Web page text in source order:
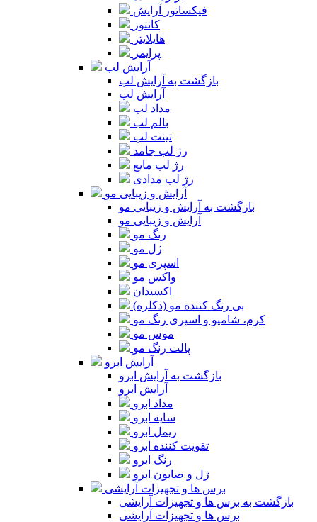
فیکساتور آرایش
کانتور
هایلایتر
پرایمر
آرایش لب
بازگشت به آرایش لب
آرایش لب
مداد لب
بالم لب
تینت لب
رژ لب جامد
رژ لب مایع
رژ لب مدادی
آرایش و زیبایی مو
بازگشت به آرایش و زیبایی مو
آرایش و زیبایی مو
رنگ مو
ژل مو
اسپری مو
واکس مو
اکسیدان
بی رنگ کننده مو (دکلره)
کرم، شامپو و اسپری رنگ مو
موس مو
پالت رنگ مو
آرایش ابرو
بازگشت به آرایش ابرو
آرایش ابرو
مداد ابرو
سایه ابرو
ریمل ابرو
تقویت کننده ابرو
رنگ ابرو
ژل و صابون ابرو
برس ها و تجهیزات آرایشی
بازگشت به برس ها و تجهیزات آرایشی
برس ها و تجهیزات آرایشی